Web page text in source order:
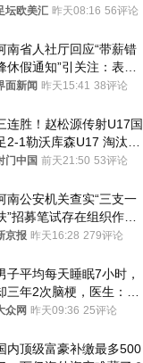
坛欧美汇 昨天08:16 56评论
南省人社厅回应“带薪错
休假通知”引关注：表述
够准确，待修改后印发
面新闻 昨天15:41 38评论
连胜！赵松源传射U17国
2-1勒沃库森U17 淘汰赛
战河床
门中国 前天21:50 53评论
南公安机关查实“三支一
”招募笔试存在组织作弊
罪行为
京报 昨天16:28 279评论
子平均每天睡眠7小时，
三年2次脑梗，医生：这
睡觉更伤身
众网 昨天09:36 25评论
内顶级富豪补缴最多500